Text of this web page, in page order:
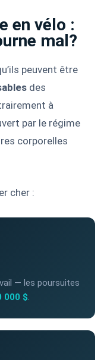
en vélo :
mal?
peuvent être
des
à
par le régime
corporelles
cher :
— les poursuites
000 $.